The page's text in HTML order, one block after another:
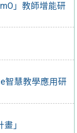
」教師增能研
智慧教學應用研
」